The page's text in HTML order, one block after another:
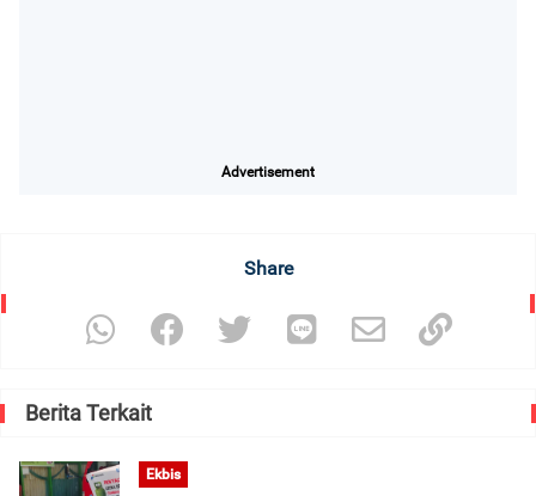
Advertisement
Share
Berita Terkait
Ekbis